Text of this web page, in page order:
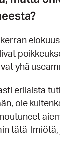
yhä
erilaista
ole
tätä ilmiötä,